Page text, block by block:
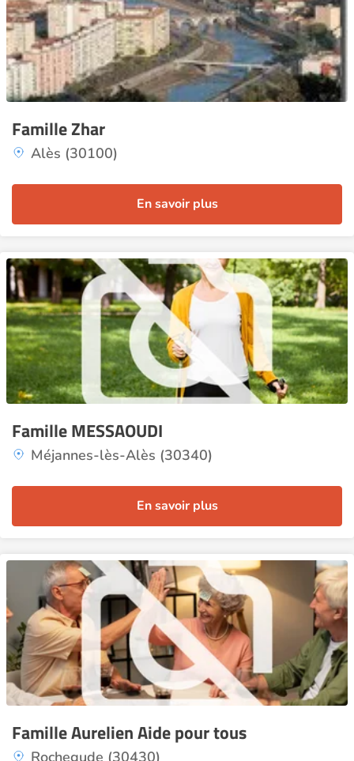
Famille Zhar
Alès (30100)
En savoir plus
Famille MESSAOUDI
Méjannes-lès-Alès (30340)
En savoir plus
Famille Aurelien Aide pour tous
Rochegude (30430)